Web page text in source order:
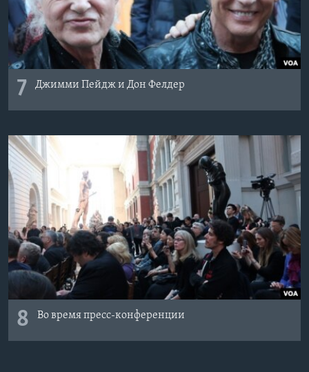
7 Джимми Пейдж и Дон Фелдер
8 Во время пресс-конференции